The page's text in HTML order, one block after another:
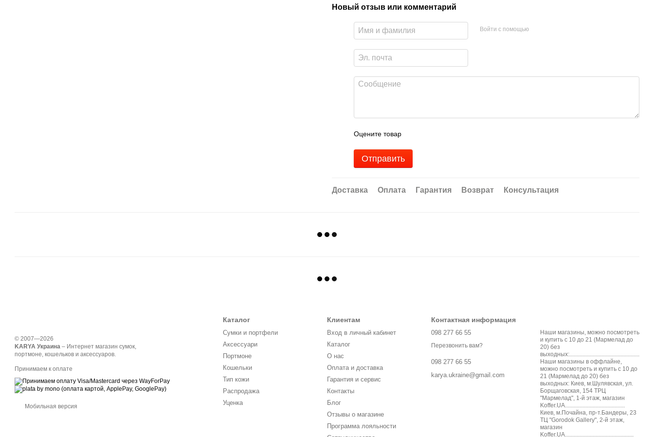
Новый отзыв или комментарий
Войти с помощью
Оцените товар
Отправить
Доставка Оплата Гарантия Возврат Консультация
© 2007—2026
KARYA Украина – Интернет магазин сумок,
портмоне, кошельков и аксессуаров.
Принимаем к оплате
Мобильная версия
Каталог
Сумки и портфели
Аксессуари
Портмоне
Кошельки
Тип кожи
Распродажа
Уценка
Клиентам
Вход в личный кабинет
Каталог
О нас
Оплата и доставка
Гарантия и сервис
Контакты
Блог
Отзывы о магазине
Программа лояльности
Контактная информация
098 277 66 55
Перезвонить вам?
098 277 66 55
karya.ukraine@gmail.com
Наши магазины, можно посмотреть
и купить с 10 до 21 (Мармелад до
20) без
выходных:................................................
Наши магазины в оффлайне,
можно посмотреть и купить с 10 до
21 (Мармелад до 20) без
выходных: Киев, м.Шулявская, ул.
Борщаговская, 154 ТРЦ
"Мармелад", 1-й этаж, магазин
Koffer.UA.........................................
Киев, м.Почайна, пр-т.Бандеры, 23
ТЦ "Gorodok Gallery", 2-й этаж,
магазин
Koffer.UA...............................................